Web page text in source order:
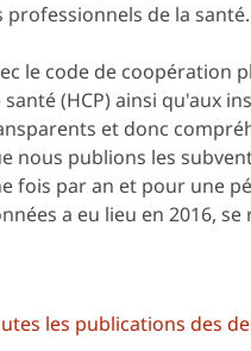
professionnels de la santé.
le code de coopération
santé (HCP) ainsi qu'aux
et donc
nous publions les
fois par an et pour une
a eu lieu en 2016,
les publications des